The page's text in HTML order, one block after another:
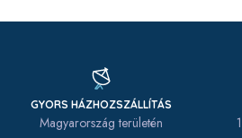
GYORS HÁZHOZSZÁLLÍTÁS
Magyarország területén